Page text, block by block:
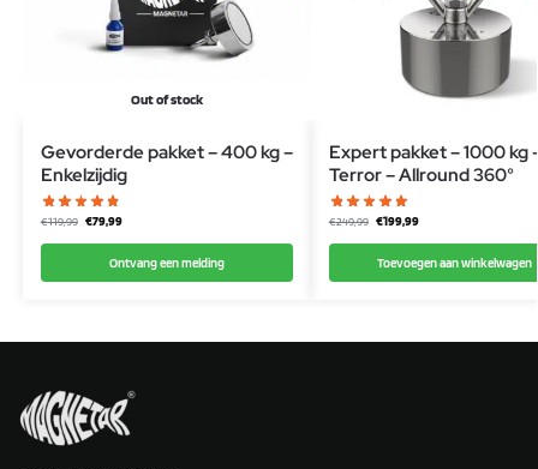
Out of stock
Gevorderde pakket – 400 kg –
Enkelzijdig
€119,99 €79,99
Ontvang een melding
Expert pakket – 1000 kg
Terror – Allround 360°
€249,99 €199,99
Toevoegen aan winkelwagen